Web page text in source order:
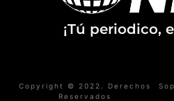
¡Tú periodico,
Copyright © 2022. Derechos
Reservados